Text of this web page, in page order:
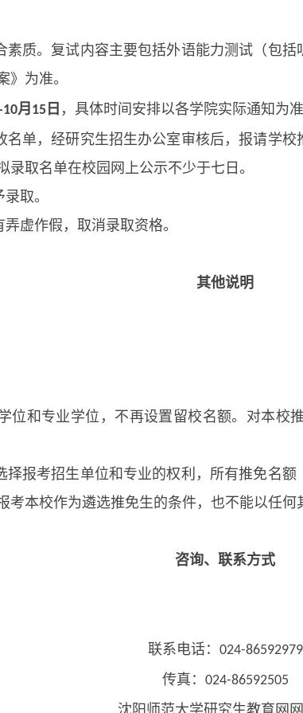
素质。复试内容主要包括外语能力测试（包
为准。
10月 15 日 ，具体时间安排以各学院实际通知为准
名单，经研究生招生办公室审核后，报请学
取名单在校园网上公示不少于七日。
取。
虚作假，取消录取资格。
其他说明
位和专业学位，不再设置留校名额。对本
择报考招生单位和专业的权利，所有推免名
本校作为遴选推免生的条件，也不能以任何
咨询、联系方式
联系电话： 024-86592979
传真： 024-86592505
沈阳师范大学研究生教育网网